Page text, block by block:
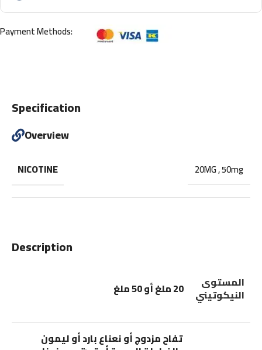
Payment Methods:
Description
المستوى
النيكوتيني 20 ملغ أو 50 ملغ
تفاح مزدوج أو نعناع بارد أو ليمون
Specification
Overview
NICOTINE 20MG,50mg